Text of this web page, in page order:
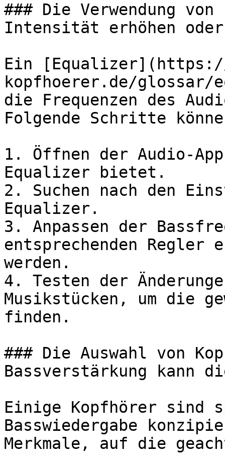
### Die Verwendung
Intensität erhöhen
Ein [Equalizer](https://
kopfhoerer.de/
die Frequenzen des
Folgende Schritte
1. Öffnen der Audio-
Equalizer bietet.
2. Suchen nach den
Equalizer.
3. Anpassen der
entsprechenden
werden.
4. Testen der
Musikstücken, um die
finden.
### Die Auswahl von
Bassverstärkung kann
Einige Kopfhörer
Basswiedergabe
Merkmale, auf die